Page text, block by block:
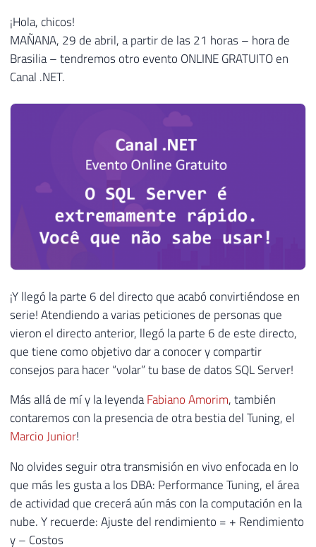
¡Hola, chicos!
MAÑANA, 29 de abril, a partir de las 21 horas – hora de
Brasilia – tendremos otro evento ONLINE GRATUITO en
Canal .NET.
¡Y llegó la parte 6 del directo que acabó convirtiéndose en
serie! Atendiendo a varias peticiones de personas que
vieron el directo anterior, llegó la parte 6 de este directo,
que tiene como objetivo dar a conocer y compartir
consejos para hacer “volar” tu base de datos SQL Server!
Más allá de mí y la leyendaFabiano Amorim, también
contaremos con la presencia de otra bestia del Tuning, el
Marcio Junior!
No olvides seguir otra transmisión en vivo enfocada en lo
que más les gusta a los DBA: Performance Tuning, el área
de actividad que crecerá aún más con la computación en la
nube. Y recuerde: Ajuste del rendimiento = + Rendimiento
y – Costos